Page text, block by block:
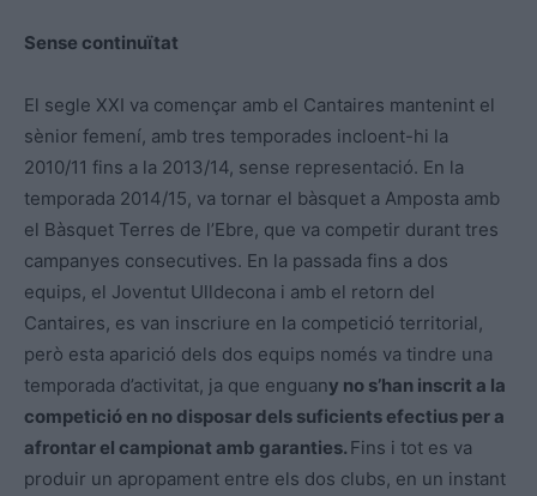
Sense continuïtat
El segle XXI va començar amb el Cantaires mantenint el
sènior femení, amb tres temporades incloent-hi la
2010/11 fins a la 2013/14, sense representació. En la
temporada 2014/15, va tornar el bàsquet a Amposta amb
el Bàsquet Terres de l’Ebre, que va competir durant tres
campanyes consecutives. En la passada fins a dos
equips, el Joventut Ulldecona i amb el retorn del
Cantaires, es van inscriure en la competició territorial,
però esta aparició dels dos equips només va tindre una
temporada d’activitat, ja que enguany no s’han inscrit a la
competició en no disposar dels suficients efectius per a
afrontar el campionat amb garanties. Fins i tot es va
produir un apropament entre els dos clubs, en un instant